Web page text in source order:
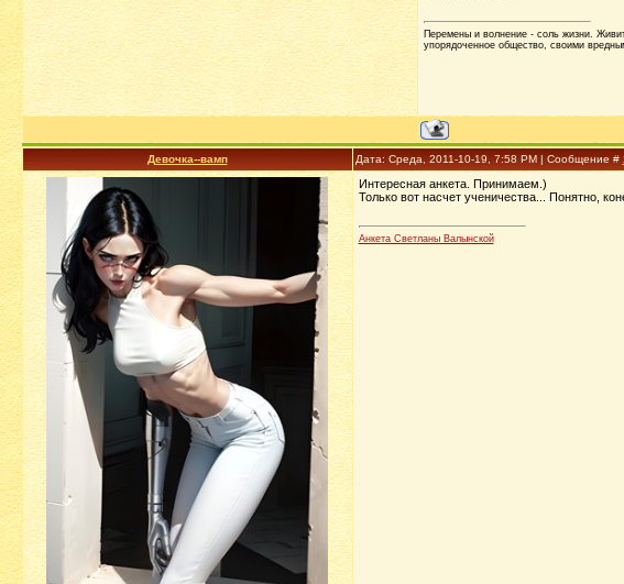
Перемены и волнение - соль жизни.
упорядоченное общество, своими
Девочка--вамп Дата: Среда, 2011-10-19, 7:58 PM | Сообщение #
Интересная анкета. Принимаем.)
Только вот насчет ученичества... Понятно,
Анкета Светланы Валынской